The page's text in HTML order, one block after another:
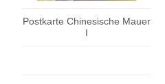
Postkarte Chinesische Mauer
I